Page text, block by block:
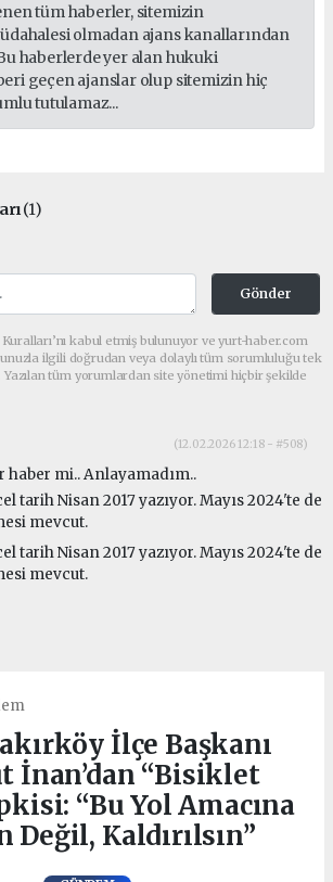
tüm haberler, sitemizin
olmadan ajans kanallarından
haberlerde yer alan hukuki
geçen ajanslar olup sitemizin hiç
tutulamaz...
(1)
Gönder
kabul etmiş bulunuyor ve yurt-haber.com
ilgili doğrudan veya dolaylı tüm sorumluluğu tek
Yazılan tüm yorumlardan site yönetimi hiçbir şekilde
(12.02.2026 12:18 - #508)
haber mi.. Anlayamadım..
tarih Nisan 2017 yazıyor. Mayıs 2024'te de
mevcut.
tarih Nisan 2017 yazıyor. Mayıs 2024'te de
mevcut.
İlçe Başkanı
İnan’dan “Bisiklet
“Bu Yol Amacına
Değil, Kaldırılsın”